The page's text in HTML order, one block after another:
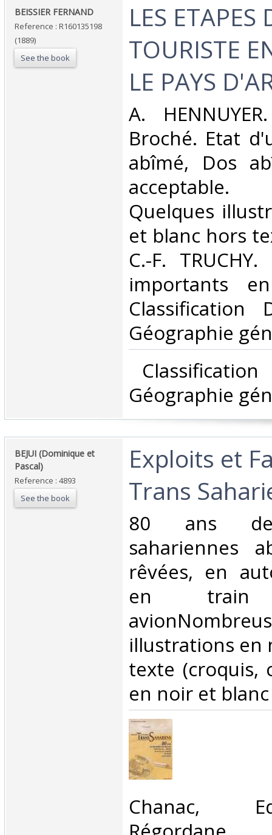
‎BEISSIER FERNAND‎
Reference : R160135198
(1889)
See the book
‎LES ETAPES
TOURISTE
LE PAYS
‎A.
Broché. Etat
abîmé, Dos
Quelques
et blanc hors
C.-F.
importants
Classification
Géographie
Géographie
‎BEJUI (Dominique et
Pascal)‎
Reference : 4893
See the book
‎Exploits et
Trans
‎80 ans de
sahariennes
rêvées, en
en
illustrations en
texte (croquis,
en noir et
‎Chanac,